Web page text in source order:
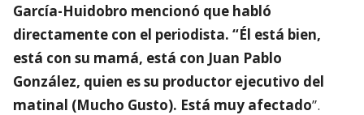
García-Huidobro mencionó que habló
directamente con el periodista. “Él está bien,
está con su mamá, está con Juan Pablo
González, quien es su productor ejecutivo del
matinal (Mucho Gusto). Está muy afectado”.